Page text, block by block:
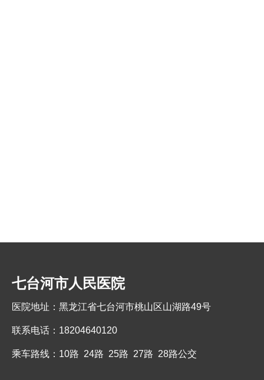
七台河市人民医院
医院地址：黑龙江省七台河市桃山区山湖路49号
联系电话：18204640120
乘车路线：10路 24路 25路 27路 28路公交